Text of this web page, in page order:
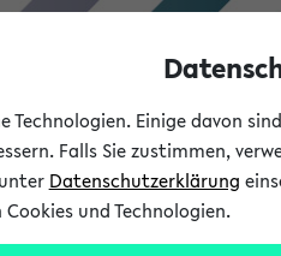
Studium
Technologien. Einige davon
Falls Sie zustimmen,
Datenschutzerklärung
und Technologien.